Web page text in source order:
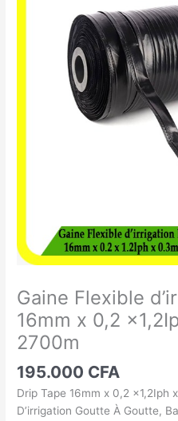
Gaine Flexible
16mm x 0,2
2700m
195.000 CFA
Drip Tape 16mm x 0,2 x1,2Iph
D’irrigation Goutte À Goutte,